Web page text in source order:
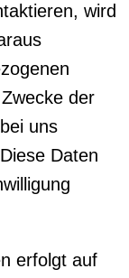
wird
der
uns
Daten
erfolgt auf